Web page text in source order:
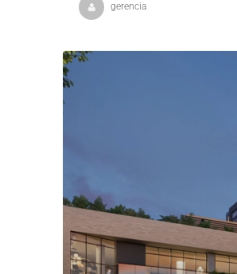
gerencia